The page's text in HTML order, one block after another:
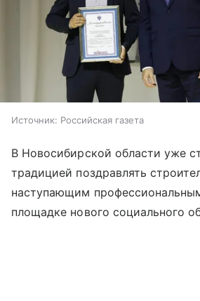
Источник: Российская газета
В Новосибирской области уже
традицией поздравлять
наступающим
площадке нового социального